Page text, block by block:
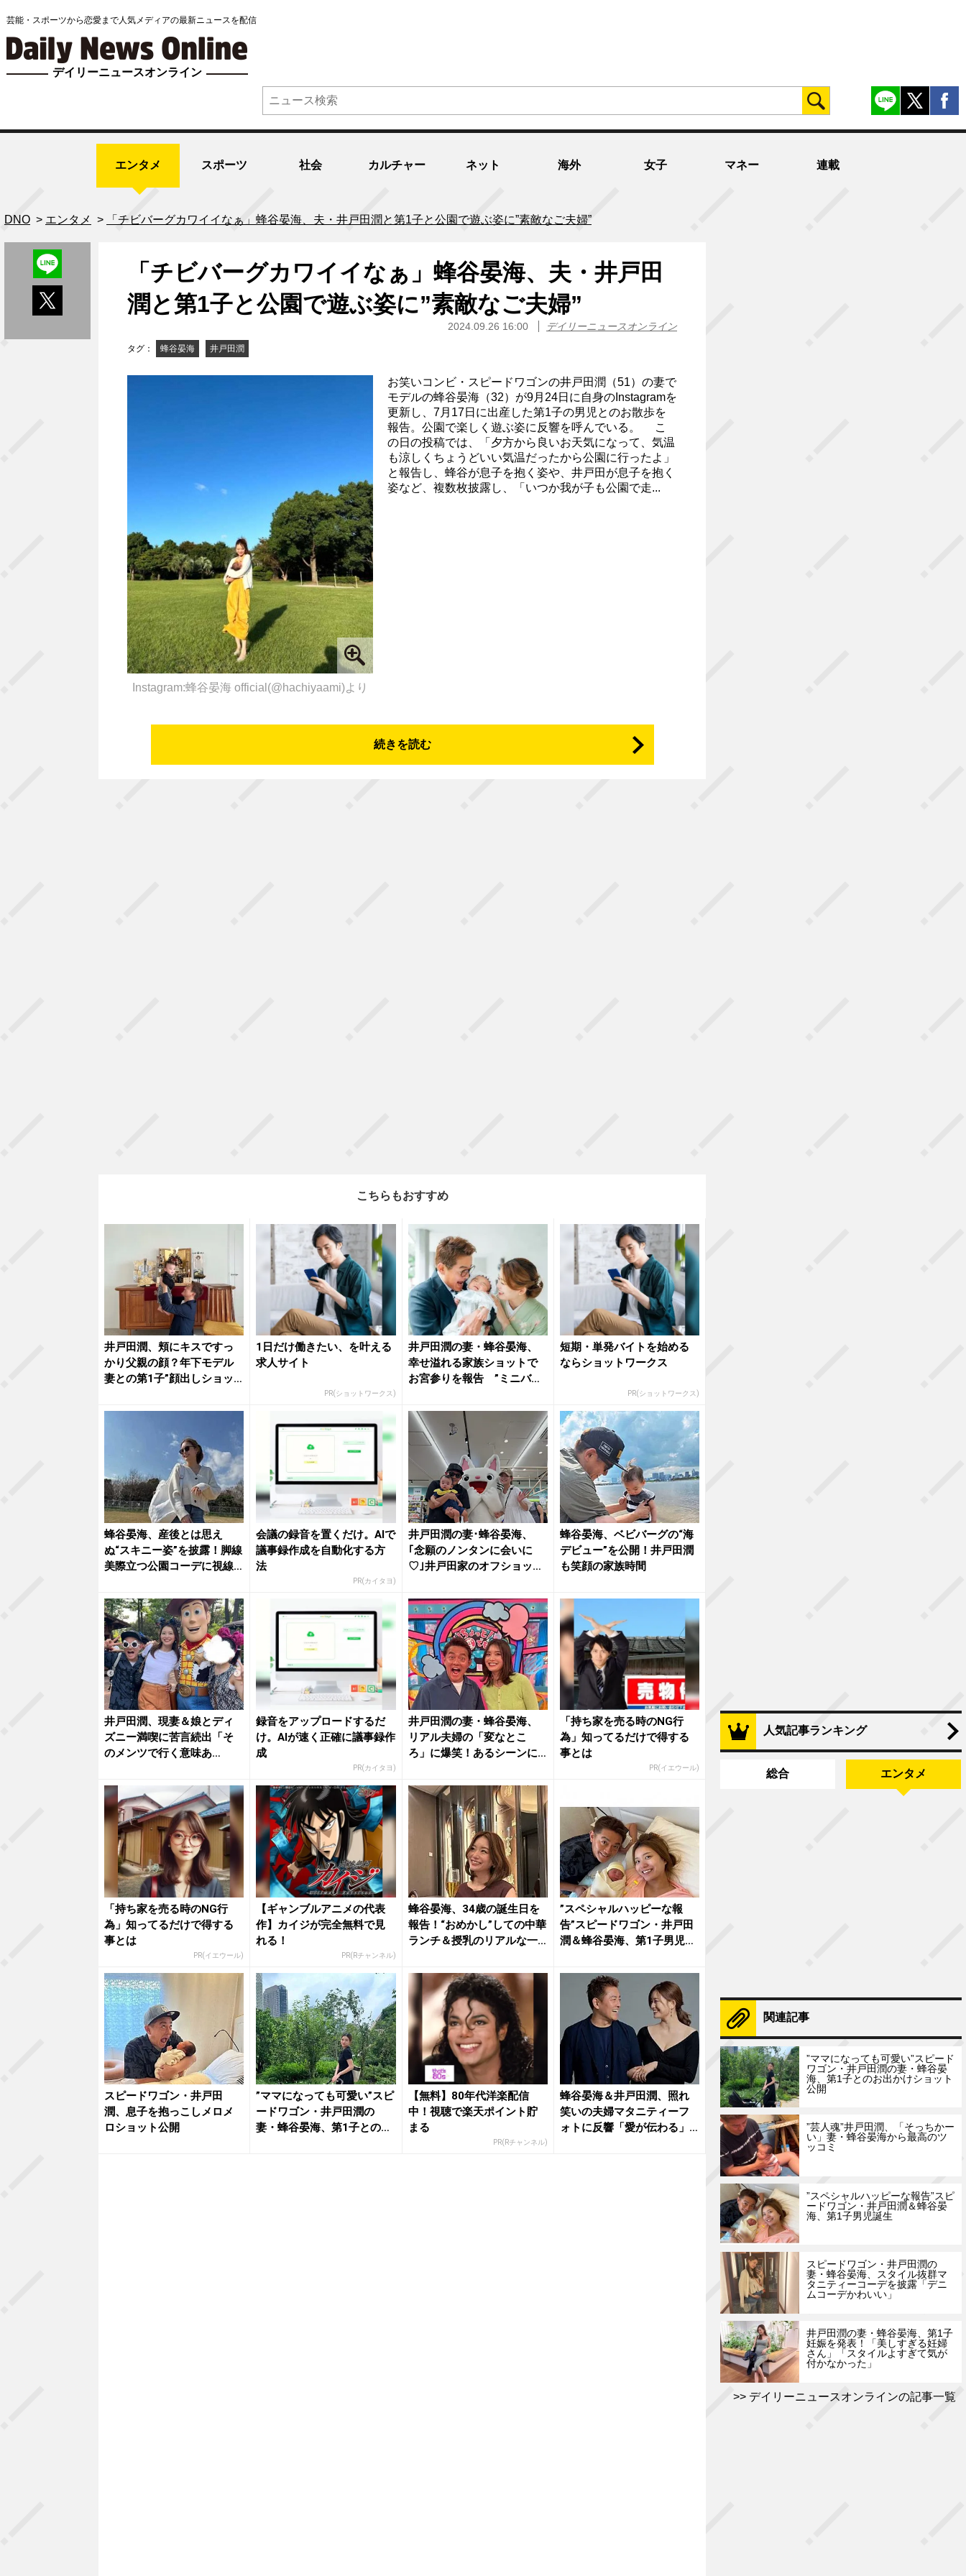
芸能・スポーツから恋愛まで人気メディアの最新ニュースを配信
デイリーニュースオンライン
エンタメ スポーツ 社会 カルチャー ネット 海外 女子 マネー 連載
DNO > エンタメ > 「チビバーグカワイイなぁ」蜂谷晏海、夫・井戸田潤と第1子と公園で遊ぶ姿に”素敵なご夫婦”
「チビバーグカワイイなぁ」蜂谷晏海、夫・井戸田
潤と第1子と公園で遊ぶ姿に”素敵なご夫婦”
2024.09.26 16:00 デイリーニュースオンライン
タグ： 蜂谷晏海 井戸田潤
Instagram:蜂谷晏海 official(@hachiyaami)より
お笑いコンビ・スピードワゴンの井戸田潤（51）の妻で
モデルの蜂谷晏海（32）が9月24日に自身のInstagramを
更新し、7月17日に出産した第1子の男児とのお散歩を
報告。公園で楽しく遊ぶ姿に反響を呼んでいる。 こ
の日の投稿では、「夕方から良いお天気になって、気温
も涼しくちょうどいい気温だったから公園に行ったよ」
と報告し、蜂谷が息子を抱く姿や、井戸田が息子を抱く
姿など、複数枚披露し、「いつか我が子も公園で走...
続きを読む
こちらもおすすめ
井戸田潤、頬にキスですっ
かり父親の顔？年下モデル
妻との第1子”顔出しショッ
1日だけ働きたい、を叶える
求人サイト
PR(ショットワークス)
井戸田潤の妻・蜂谷晏海、
幸せ溢れる家族ショットで
お宮参りを報告 ”ミニバー
短期・単発バイトを始める
ならショットワークス
PR(ショットワークス)
蜂谷晏海、産後とは思え
ぬ“スキニー姿”を披露！脚線
美際立つ公園コーデに視線
会議の録音を置くだけ。AIで
議事録作成を自動化する方
法
PR(カイタヨ)
井戸田潤の妻･蜂谷晏海、
｢念願のノンタンに会いに
♡｣井戸田家のオフショット
蜂谷晏海、ベビバーグの“海
デビュー”を公開！井戸田潤
も笑顔の家族時間
井戸田潤、現妻＆娘とディ
ズニー満喫に苦言続出「そ
のメンツで行く意味あ
録音をアップロードするだ
け。AIが速く正確に議事録作
成
PR(カイタヨ)
井戸田潤の妻・蜂谷晏海、
リアル夫婦の「変なとこ
ろ」に爆笑！あるシーンに
「持ち家を売る時のNG行
為」知ってるだけで得する
事とは
PR(イエウール)
「持ち家を売る時のNG行
為」知ってるだけで得する
事とは
PR(イエウール)
【ギャンブルアニメの代表
作】カイジが完全無料で見
れる！
PR(Rチャンネル)
蜂谷晏海、34歳の誕生日を
報告！“おめかし”しての中華
ランチ＆授乳のリアルな一
”スペシャルハッピーな報
告”スピードワゴン・井戸田
潤＆蜂谷晏海、第1子男児誕
スピードワゴン・井戸田
潤、息子を抱っこしメロメ
ロショット公開
”ママになっても可愛い”スピ
ードワゴン・井戸田潤の
妻・蜂谷晏海、第1子とのお
【無料】80年代洋楽配信
中！視聴で楽天ポイント貯
まる
PR(Rチャンネル)
蜂谷晏海＆井戸田潤、照れ
笑いの夫婦マタニティーフ
ォトに反響「愛が伝わる」
人気記事ランキング
総合 エンタメ
関連記事
”ママになっても可愛い”スピード
ワゴン・井戸田潤の妻・蜂谷晏
海、第1子とのお出かけショット
公開
”芸人魂”井戸田潤、「そっちかー
い」妻・蜂谷晏海から最高のツ
ッコミ
”スペシャルハッピーな報告”スピ
ードワゴン・井戸田潤＆蜂谷晏
海、第1子男児誕生
スピードワゴン・井戸田潤の
妻・蜂谷晏海、スタイル抜群マ
タニティーコーデを披露「デニ
ムコーデかわいい」
井戸田潤の妻・蜂谷晏海、第1子
妊娠を発表！「美しすぎる妊婦
さん」「スタイルよすぎて気が
付かなかった」
デイリーニュースオンラインの記事一覧